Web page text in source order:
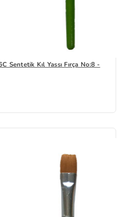
Sentetik Kıl Yassı Fırça No:8 -